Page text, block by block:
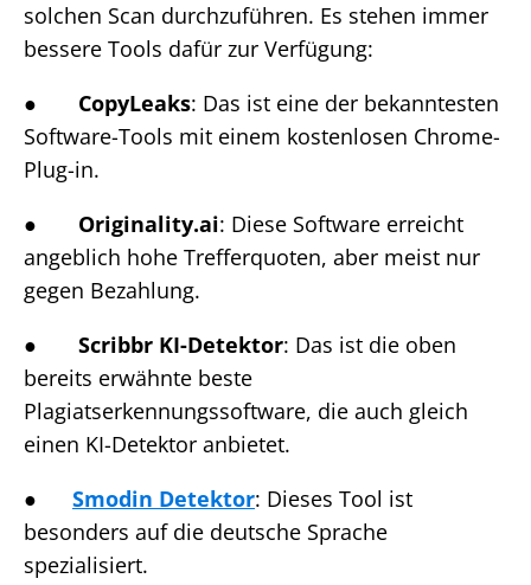
solchen Scan durchzuführen. Es stehen immer
bessere Tools dafür zur Verfügung:
● CopyLeaks: Das ist eine der bekanntesten
Software-Tools mit einem kostenlosen Chrome-
Plug-in.
● Originality.ai: Diese Software erreicht
angeblich hohe Trefferquoten, aber meist nur
gegen Bezahlung.
● Scribbr KI-Detektor: Das ist die oben
bereits erwähnte beste
Plagiatserkennungssoftware, die auch gleich
einen KI-Detektor anbietet.
● Smodin Detektor: Dieses Tool ist
besonders auf die deutsche Sprache
spezialisiert.